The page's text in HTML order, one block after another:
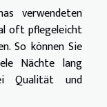
verwendeten
oft pflegeleicht
So können Sie
Nächte lang
Qualität und